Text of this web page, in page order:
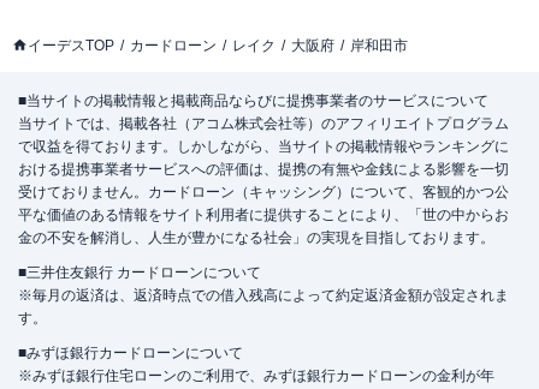
イーデスTOP カードローン レイク 大阪府 岸和田市
■当サイトの掲載情報と掲載商品ならびに提携事業者のサービスについて
当サイトでは、掲載各社（アコム株式会社等）のアフィリエイトプログラム
で収益を得ております。しかしながら、当サイトの掲載情報やランキングに
おける提携事業者サービスへの評価は、提携の有無や金銭による影響を一切
受けておりません。カードローン（キャッシング）について、客観的かつ公
平な価値のある情報をサイト利用者に提供することにより、「世の中からお
金の不安を解消し、人生が豊かになる社会」の実現を目指しております。
■三井住友銀行 カードローンについて
※毎月の返済は、返済時点での借入残高によって約定返済金額が設定されま
す。
■みずほ銀行カードローンについて
※みずほ銀行住宅ローンのご利用で、みずほ銀行カードローンの金利が年